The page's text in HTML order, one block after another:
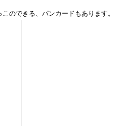
のできる、パンカードもあります。